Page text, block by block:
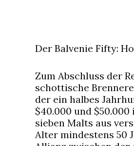
Der Balvenie Fifty:
Zum Abschluss der
schottische
der ein halbes
$40.000 und
sieben Malts aus
Alter mindestens 50